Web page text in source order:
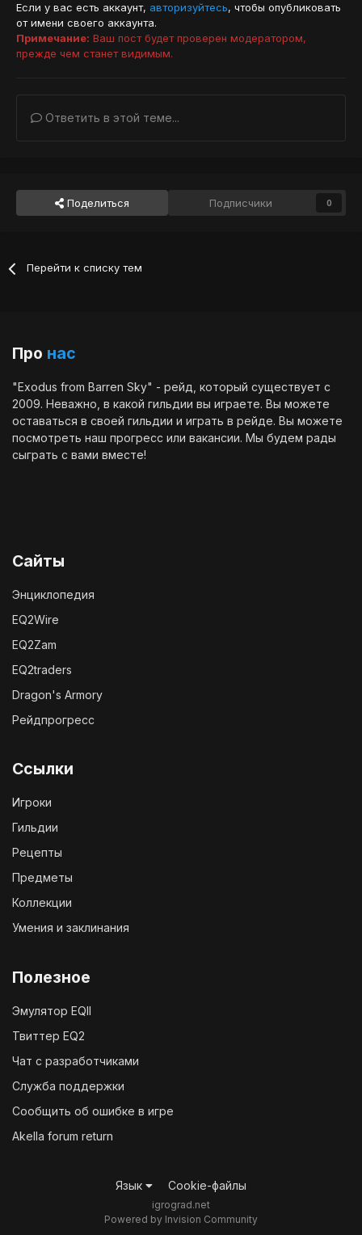
Если у вас есть аккаунт, авторизуйтесь, чтобы опубликовать
от имени своего аккаунта.
Примечание: Ваш пост будет проверен модератором,
прежде чем станет видимым.
Ответить в этой теме...
Поделиться Подписчики 0
Перейти к списку тем
Про нас
"Exodus from Barren Sky" - рейд, который существует с
2009. Неважно, в какой гильдии вы играете. Вы можете
оставаться в своей гильдии и играть в рейде. Вы можете
посмотреть наш прогресс или вакансии. Мы будем рады
сыграть с вами вместе!
Сайты
Энциклопедия
EQ2Wire
EQ2Zam
EQ2traders
Dragon's Armory
Рейдпрогресс
Ссылки
Игроки
Гильдии
Рецепты
Предметы
Коллекции
Умения и заклинания
Полезное
Эмулятор EQII
Твиттер EQ2
Чат с разработчиками
Служба поддержки
Сообщить об ошибке в игре
Akella forum return
Язык Cookie-файлы
igrograd.net
Powered by Invision Community